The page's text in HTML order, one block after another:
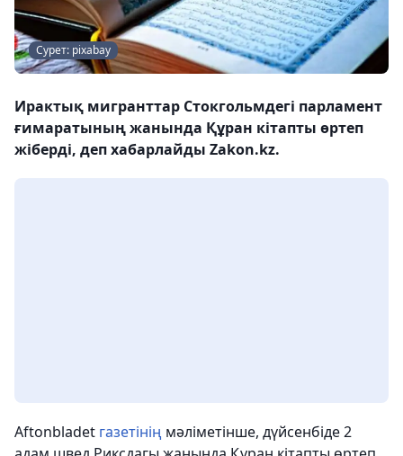
Сурет: pixabay
Ирактық мигранттар Стокгольмдегі парламент
ғимаратының жанында Құран кітапты өртеп
жіберді, деп хабарлайды Zakon.kz.
Aftonbladet газетінің мәліметінше, дүйсенбіде 2